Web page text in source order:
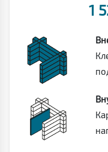
1